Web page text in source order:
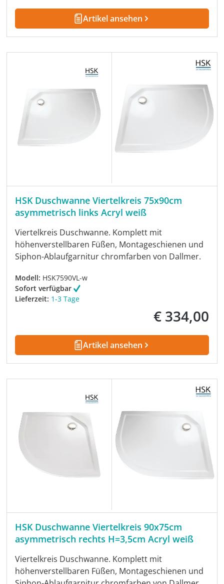
Artikel ansehen
HSK Duschwanne Viertelkreis 75x90cm
asymmetrisch links Acryl weiß
Viertelkreis Duschwanne. Komplett mit
höhenverstellbaren Füßen, Montageschienen und
Siphon-Ablaufgarnitur chromfarben von Dallmer.
Modell: HSK7590VL-w
Sofort verfügbar
Lieferzeit: 1-3 Tage
Regulärer Preis:
€ 334,00
Artikel ansehen
HSK Duschwanne Viertelkreis 90x75cm
asymmetrisch rechts H=3,5cm Acryl weiß
Viertelkreis Duschwanne. Komplett mit
höhenverstellbaren Füßen, Montageschienen und